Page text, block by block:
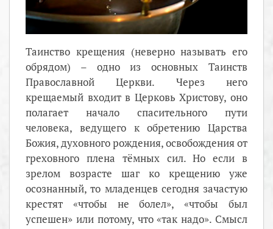
Таинство крещения (неверно называть его
обрядом) – одно из основных Таинств
Православной Церкви. Через него
крещаемый входит в Церковь Христову, оно
полагает начало спасительного пути
человека, ведущего к обретению Царства
Божия, духовного рождения, освобождения от
греховного плена тёмных сил. Но если в
зрелом возрасте шаг ко крещению уже
осознанный, то младенцев сегодня зачастую
крестят «чтобы не болел», «чтобы был
успешен» или потому, что «так надо». Смысл